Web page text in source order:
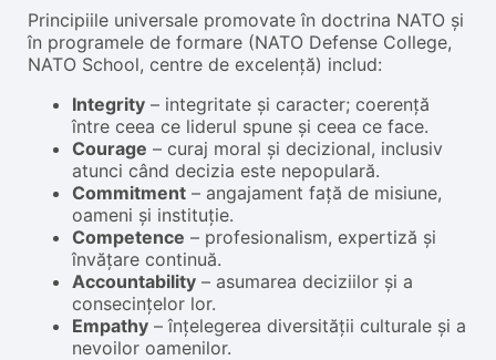
Principiile universale promovate în doctrina NATO și
în programele de formare (NATO Defense College,
NATO School, centre de excelență) includ:
Integrity – integritate și caracter; coerență
între ceea ce liderul spune și ceea ce face.
Courage – curaj moral și decizional, inclusiv
atunci când decizia este nepopulară.
Commitment – angajament față de misiune,
oameni și instituție.
Competence – profesionalism, expertiză și
învățare continuă.
Accountability – asumarea deciziilor și a
consecințelor lor.
Empathy – înțelegerea diversității culturale și a
nevoilor oamenilor.